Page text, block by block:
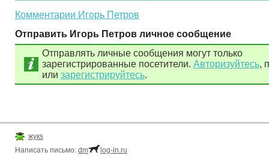
Комментарии Игорь Петров
Отправить Игорь Петров личное сообщение
Отправлять личные сообщения могут только
зарегистрированные посетители. Авторизуйтесь,
или зарегистрируйтесь.
жукs
Написать письмо: dm log-in.ru